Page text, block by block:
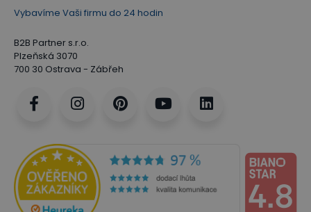
Vybavíme Vaši firmu do 24 hodin
B2B Partner s.r.o.
Plzeňská 3070
700 30 Ostrava - Zábřeh